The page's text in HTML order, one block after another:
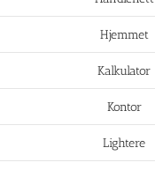
Hjemmet
Kalkulator
Kontor
Lightere